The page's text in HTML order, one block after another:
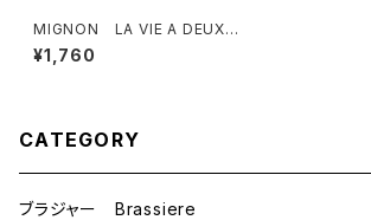
MIGNON LA VIE A DEUX
ミニョン ラヴィアドゥ シェル
＆チューリップ ショーツ（ネイ
¥1,760
CATEGORY
ブラジャー Brassiere